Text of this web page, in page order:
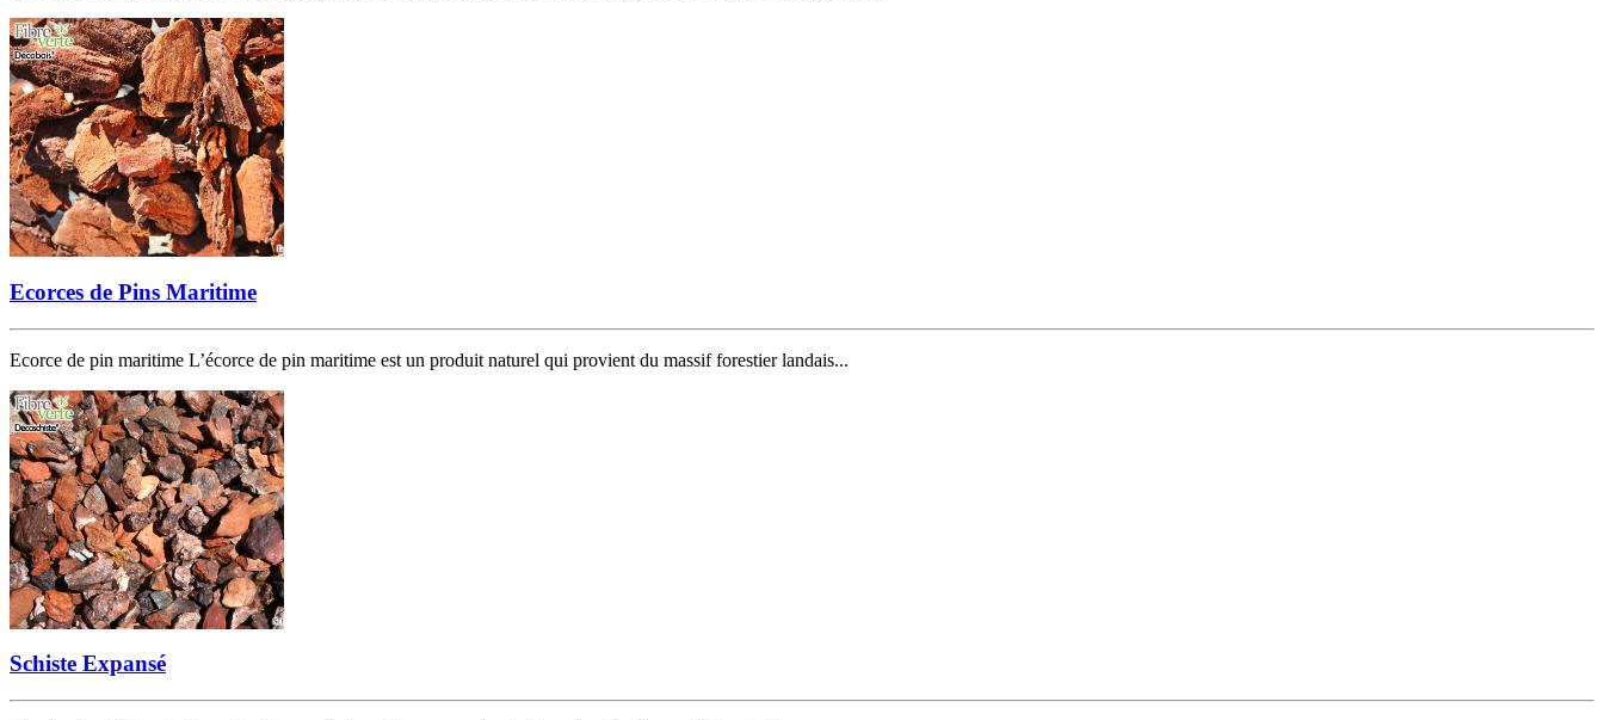
Ecorces de Pins Maritime
Ecorce de pin maritime L’écorce de pin maritime est un produit naturel qui provient du massif forestier landais...
Schiste Expansé